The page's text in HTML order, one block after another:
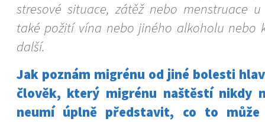
stresové situace, zátěž nebo menstruace
také požití vína nebo jiného alkoholu nebo
další.
Jak poznám migrénu od jiné bolesti
člověk, který migrénu naštěstí nikdy
neumí úplně představit, co to